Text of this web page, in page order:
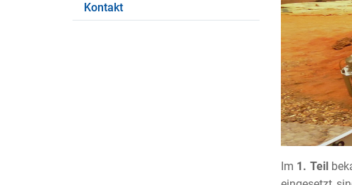
Kontakt
m 1. Teil